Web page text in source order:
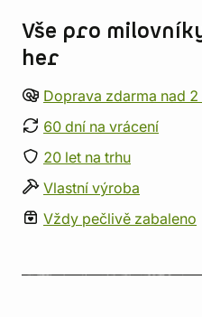
Vše pro
her
Doprava zdarma nad
60 dní na vrácení
20 let na trhu
Vlastní výroba
Vždy pečlivě zabaleno